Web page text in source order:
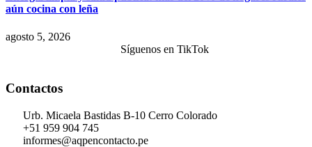
aún cocina con leña
agosto 5, 2026
Síguenos en TikTok
Contactos
Urb. Micaela Bastidas B-10 Cerro Colorado
+51 959 904 745
informes@aqpencontacto.pe